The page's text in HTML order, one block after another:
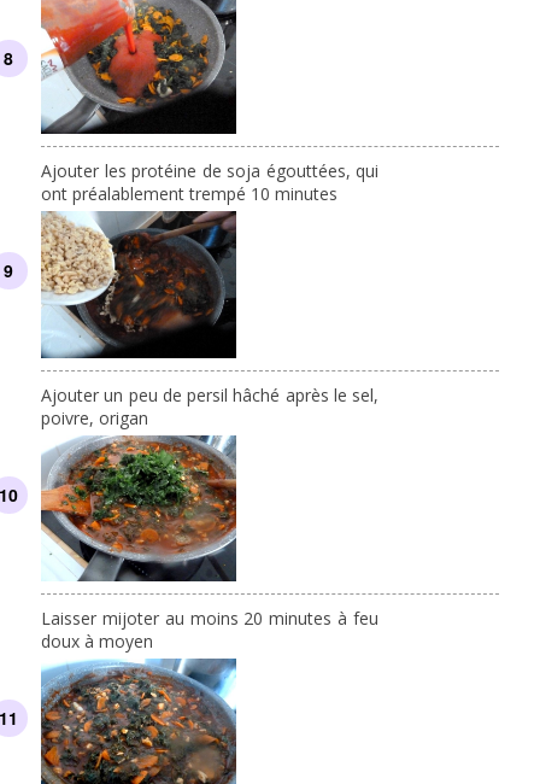
Ajouter les protéine de soja égouttées, qui
ont préalablement trempé 10 minutes
Ajouter un peu de persil hâché après le sel,
poivre, origan
Laisser mijoter au moins 20 minutes à feu
doux à moyen